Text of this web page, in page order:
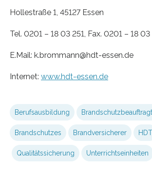
Hollestraße 1, 45127 Essen
Tel. 0201 – 18 03 251, Fax. 0201 – 18
E.Mail: k.brommann@hdt-essen.de
Internet: www.hdt-essen.de
Berufsausbildung
Brandschutzes Brandversicherer HDT
Qualitätssicherung Unterrichtseinheiten